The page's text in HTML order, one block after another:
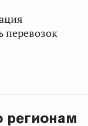
перевозок
регионам